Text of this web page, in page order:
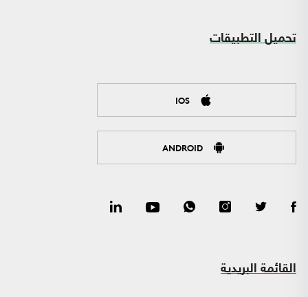
تحميل التطبيقات
IOS
ANDROID
القائمة البريدية